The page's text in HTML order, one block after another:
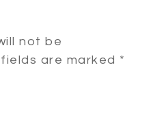
not be
are marked *